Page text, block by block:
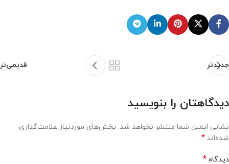
جدیدتر قدیمی‌تر
دیدگاهتان را بنویسید
نشانی ایمیل شما منتشر نخواهد شد. بخش‌های موردنیاز علامت‌گذاری
شده‌اند *
دیدگاه *